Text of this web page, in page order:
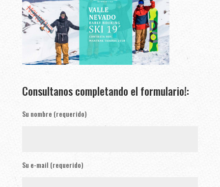
Consultanos completando el formulario!:
Su nombre (requerido)
Su e-mail (requerido)